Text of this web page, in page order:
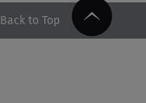
Back to Top